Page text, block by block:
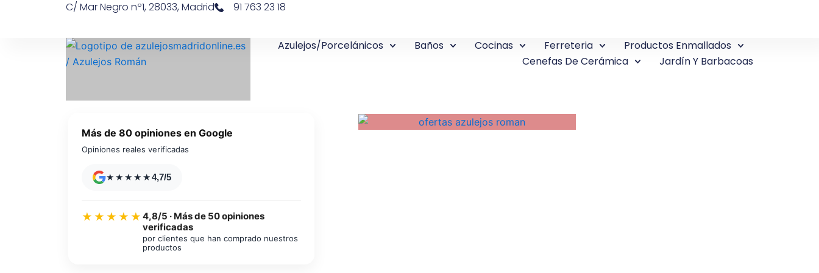
C/ Mar Negro nº1, 28033, Madrid 91 763 23 18
Azulejos/Porcelánicos Baños Cocinas Ferreteria
Productos Enmallados
Cenefas De Cerámica
Jardín Y Barbacoas
Más de 80 opiniones en Google
Opiniones reales verificadas
★★★★★4,7/5
★★★★★ 4,8/5 · Más de 50 opiniones
verificadas
por clientes que han comprado nuestros
productos
Azulejos diseño floral